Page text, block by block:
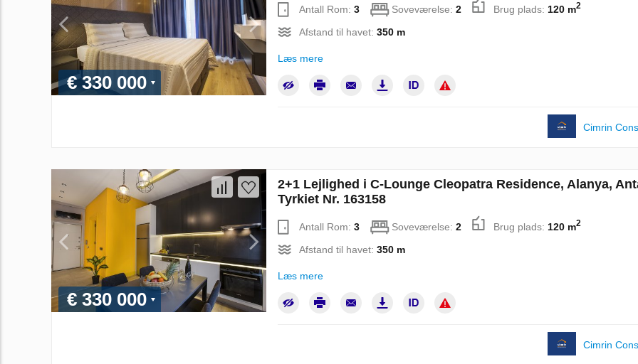
€ 330 000
Antall Rom: 3 Soveværelse: 2 Brug plads: 120 m2
Afstand til havet: 350 m
Læs mere
Cimrin
€ 330 000
2+1 Lejlighed i C-Lounge Cleopatra Residence, Alanya,
Tyrkiet Nr. 163158
Antall Rom: 3 Soveværelse: 2 Brug plads: 120 m2
Afstand til havet: 350 m
Læs mere
Cimrin